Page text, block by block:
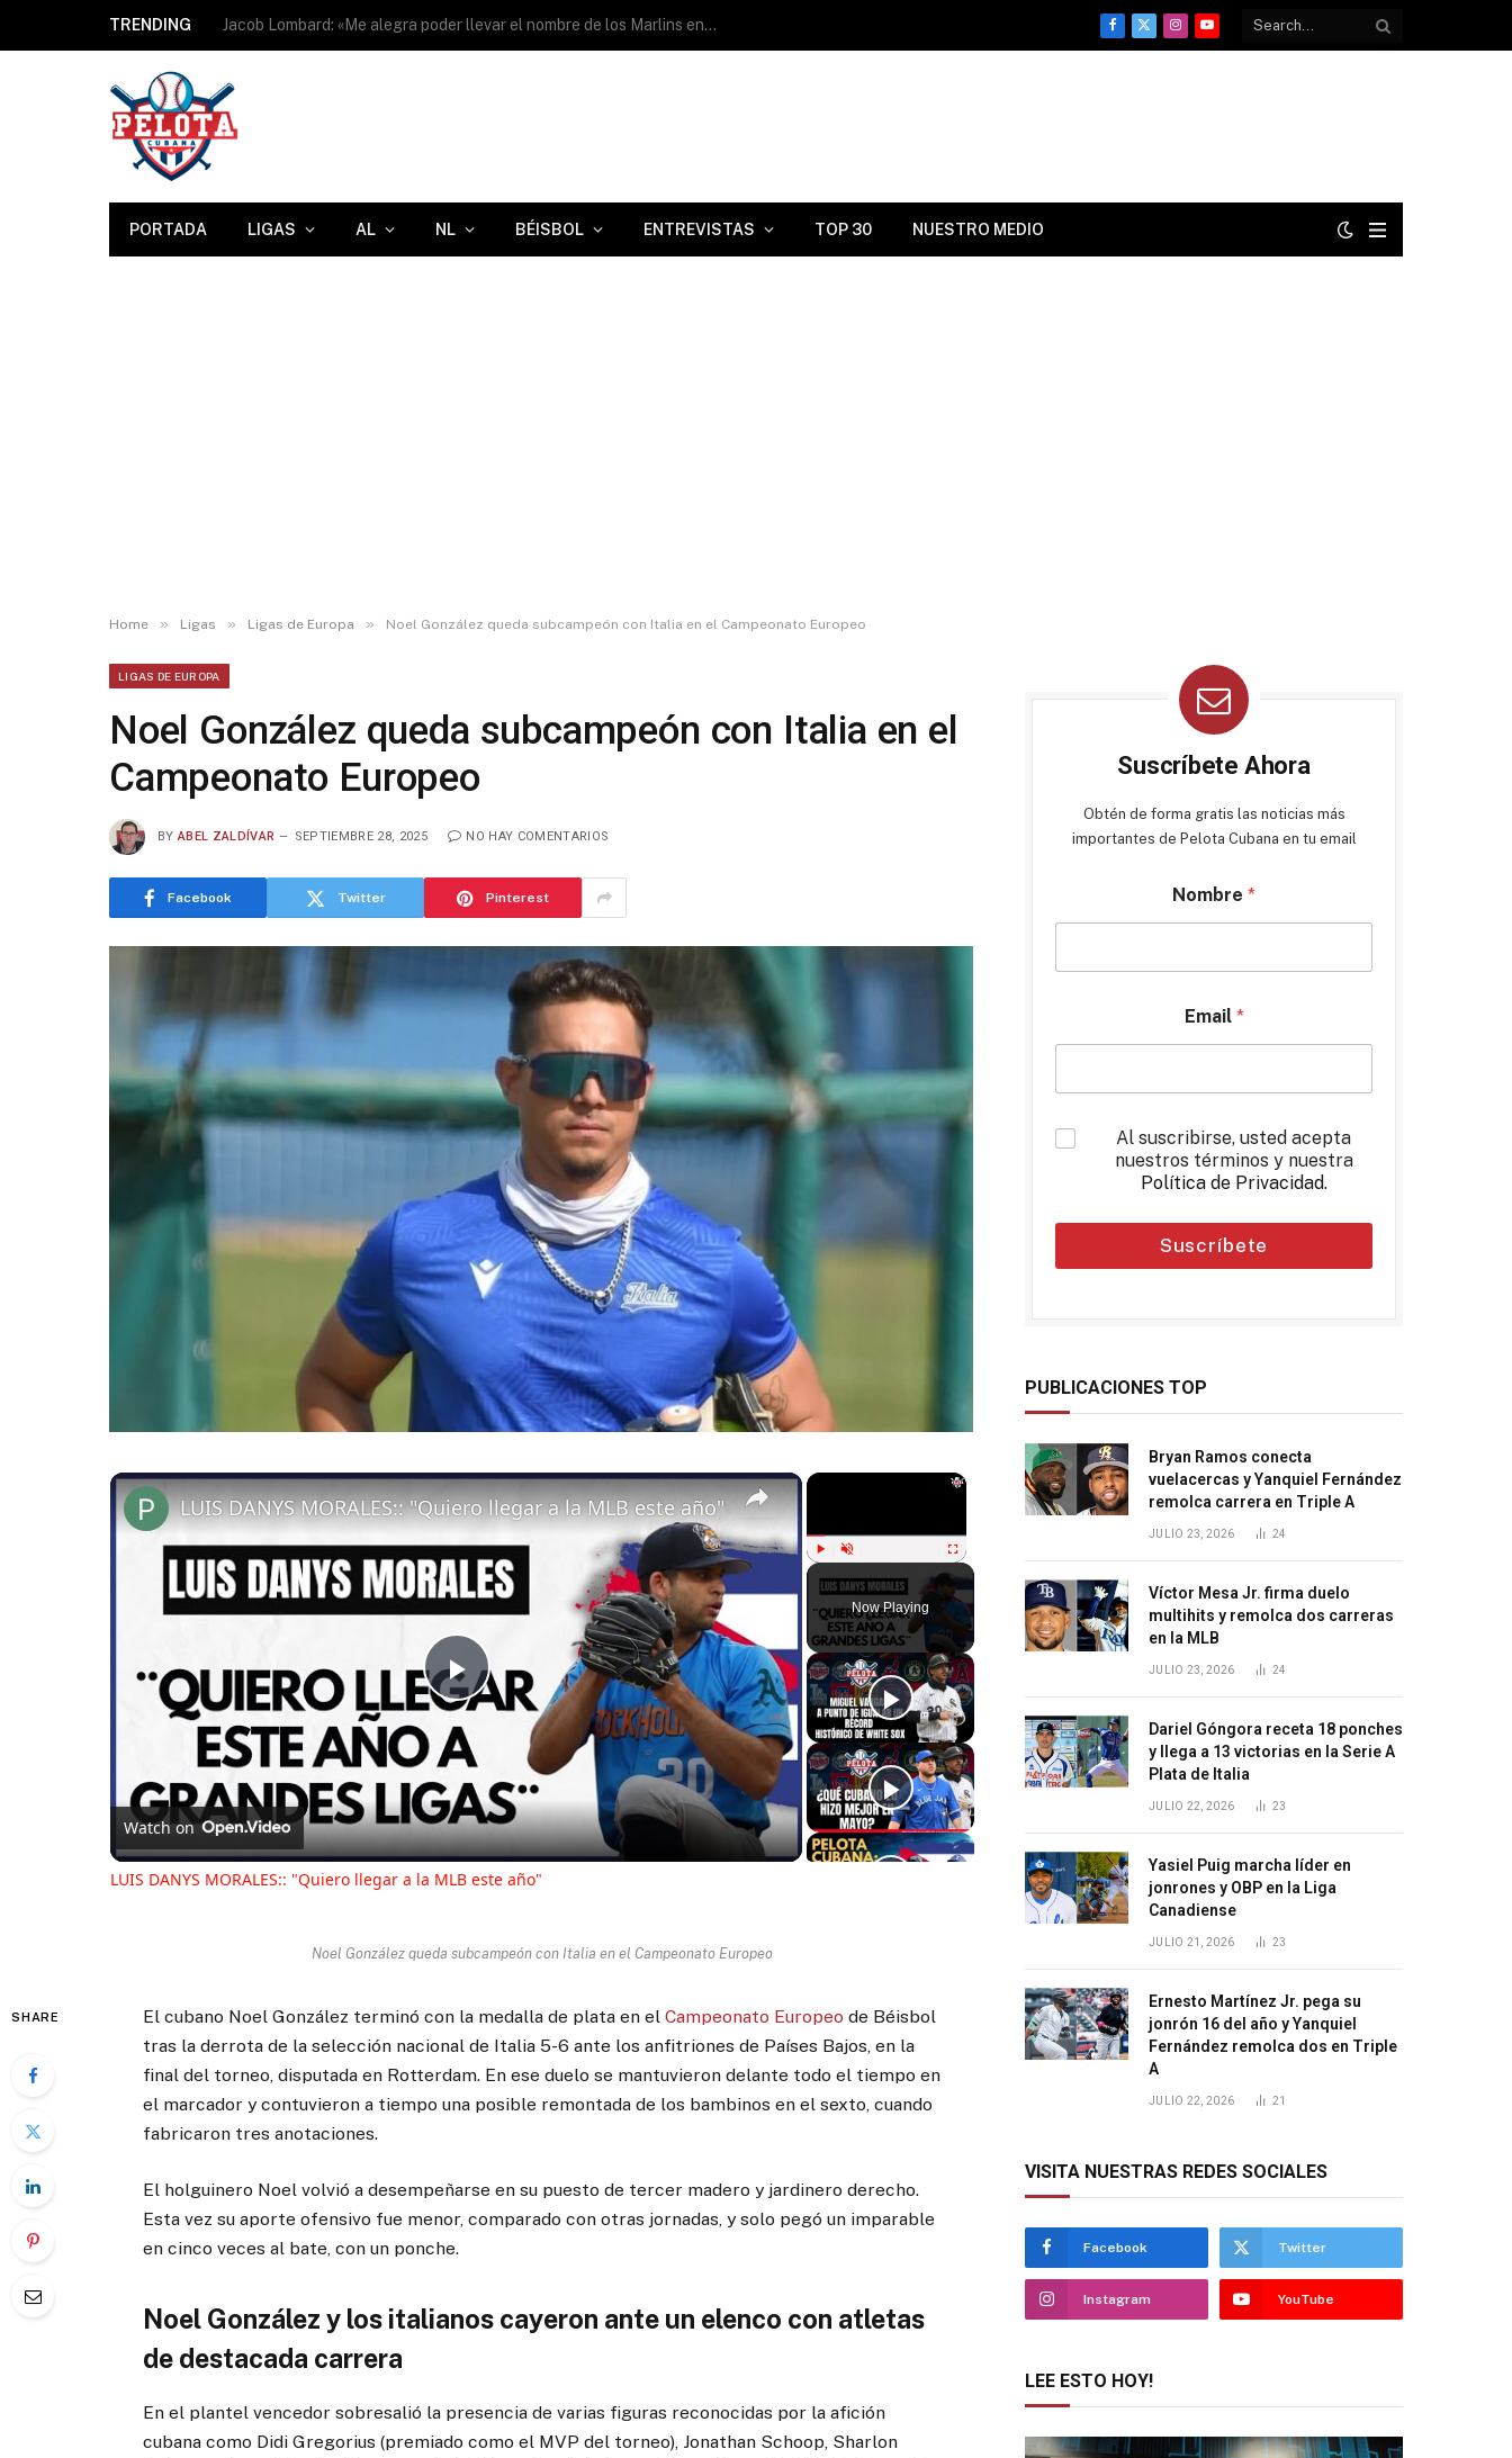
TRENDING Jacob Lombard: «Me alegra poder llevar el nombre de los Marlins en el pecho»
Facebook
X
InstagramYouTube
PORTADA LIGAS AL NL BÉISBOL ENTREVISTAS TOP 30 NUESTRO MEDIO
Home » Ligas » Ligas de Europa » Noel González queda subcampeón con Italia en el Campeonato Europeo
LIGAS DE EUROPA
Noel González queda subcampeón con Italia en el
Campeonato Europeo
BY ABEL ZALDÍVAR SEPTIEMBRE 28, 2025 NO HAY COMENTARIOS
Facebook Twitter Pinterest
×
Fullscreen
Now Playing
×
Play
Video
LUIS DANYS MORALES:: "Quiero llegar a la MLB este año"
Watch on
LUIS DANYS MORALES:: "Quiero llegar a la MLB este año"
Noel González queda subcampeón con Italia en el Campeonato Europeo
SHARE El cubano Noel González terminó con la medalla de plata en elCampeonato Europeo de Béisbol
tras la derrota de la selección nacional de Italia 5-6 ante los anfitriones de Países Bajos, en la
final del torneo, disputada en Rotterdam. En ese duelo se mantuvieron delante todo el tiempo en
el marcador y contuvieron a tiempo una posible remontada de los bambinos en el sexto, cuando
fabricaron tres anotaciones.
El holguinero Noel volvió a desempeñarse en su puesto de tercer madero y jardinero derecho.
Esta vez su aporte ofensivo fue menor, comparado con otras jornadas, y solo pegó un imparable
en cinco veces al bate, con un ponche.
Noel González y los italianos cayeron ante un elenco con atletas
de destacada carrera
En el plantel vencedor sobresalió la presencia de varias figuras reconocidas por la afición
cubana como Didi Gregorius (premiado como el MVP del torneo), Jonathan Schoop, Sharlon
Suscríbete Ahora
Obtén de forma gratis las noticias más
importantes de Pelota Cubana en tu email
Nombre *
Email *
*
Al suscribirse, usted acepta
nuestros términos y nuestra
Política de Privacidad.
Suscríbete
PUBLICACIONES TOP
Bryan Ramos conecta
vuelacercas y Yanquiel Fernández
remolca carrera en Triple A
JULIO 23, 2026 24
Víctor Mesa Jr. firma duelo
multihits y remolca dos carreras
en la MLB
JULIO 23, 2026 24
Dariel Góngora receta 18 ponches
y llega a 13 victorias en la Serie A
Plata de Italia
JULIO 22, 2026 23
Yasiel Puig marcha líder en
jonrones y OBP en la Liga
Canadiense
JULIO 21, 2026 23
Ernesto Martínez Jr. pega su
jonrón 16 del año y Yanquiel
Fernández remolca dos en Triple
A
JULIO 22, 2026 21
VISITA NUESTRAS REDES SOCIALES
Facebook Twitter
Instagram YouTube
LEE ESTO HOY!